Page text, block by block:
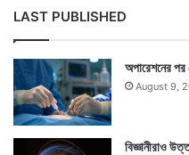
LAST PUBLISHED
অপারেশনের
August 9,
বিজ্ঞানীরাও